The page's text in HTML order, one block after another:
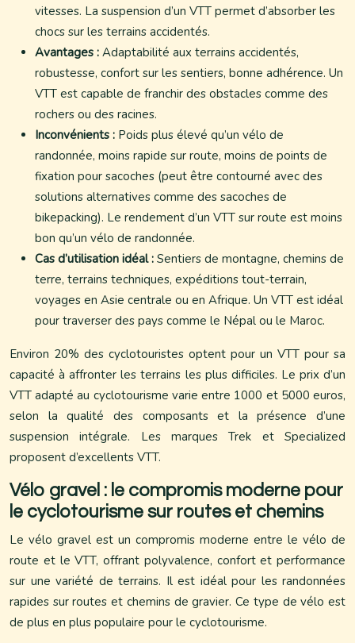
vitesses. La suspension d’un VTT permet d’absorber les
chocs sur les terrains accidentés.
Avantages : Adaptabilité aux terrains accidentés,
robustesse, confort sur les sentiers, bonne adhérence. Un
VTT est capable de franchir des obstacles comme des
rochers ou des racines.
Inconvénients : Poids plus élevé qu’un vélo de
randonnée, moins rapide sur route, moins de points de
fixation pour sacoches (peut être contourné avec des
solutions alternatives comme des sacoches de
bikepacking). Le rendement d’un VTT sur route est moins
bon qu’un vélo de randonnée.
Cas d’utilisation idéal : Sentiers de montagne, chemins de
terre, terrains techniques, expéditions tout-terrain,
voyages en Asie centrale ou en Afrique. Un VTT est idéal
pour traverser des pays comme le Népal ou le Maroc.
Environ 20% des cyclotouristes optent pour un VTT pour sa
capacité à affronter les terrains les plus difficiles. Le prix d’un
VTT adapté au cyclotourisme varie entre 1000 et 5000 euros,
selon la qualité des composants et la présence d’une
suspension intégrale. Les marques Trek et Specialized
proposent d’excellents VTT.
Vélo gravel : le compromis moderne pour
le cyclotourisme sur routes et chemins
Le vélo gravel est un compromis moderne entre le vélo de
route et le VTT, offrant polyvalence, confort et performance
sur une variété de terrains. Il est idéal pour les randonnées
rapides sur routes et chemins de gravier. Ce type de vélo est
de plus en plus populaire pour le cyclotourisme.